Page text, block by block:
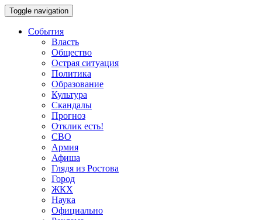
Toggle navigation
События
Власть
Общество
Острая ситуация
Политика
Образование
Культура
Скандалы
Прогноз
Отклик есть!
СВО
Армия
Афиша
Глядя из Ростова
Город
ЖКХ
Наука
Официально